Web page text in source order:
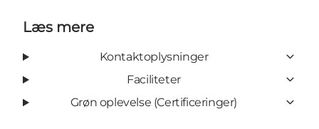
Læs mere
Kontaktoplysninger
Faciliteter
Grøn oplevelse (Certificeringer)